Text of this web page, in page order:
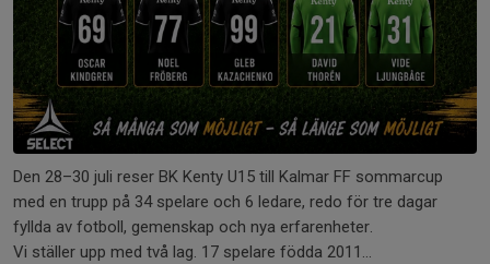
Den 28–30 juli reser BK Kenty U15 till Kalmar FF sommarcup
med en trupp på 34 spelare och 6 ledare, redo för tre dagar
fyllda av fotboll, gemenskap och nya erfarenheter.
Vi ställer upp med två lag. 17 spelare födda 2011...